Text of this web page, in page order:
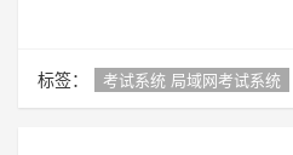
标签： 考试系统 局域网考试系统